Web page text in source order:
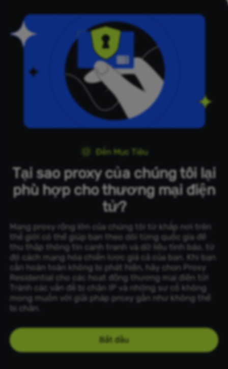
Đến Mục Tiêu
Tại sao proxy của chúng tôi lại
phù hợp cho thương mại điện
tử?
Mạng proxy rộng lớn của chúng tôi từ khắp nơi trên
thế giới có thể giúp bạn theo dõi từng quốc gia để
thu thập thông tin cạnh tranh và dữ liệu tình báo, từ
đó cách mạng hóa chiến lược giá cả của bạn. Khi bạn
cần hoàn toàn không bị phát hiện, hãy chọn Proxy
Residential cho các hoạt động thương mại điện tử!
Tránh các vấn đề bị chặn IP và những sự cố không
mong muốn với giải pháp proxy gần như không thể
bị chặn.
Bắt đầu